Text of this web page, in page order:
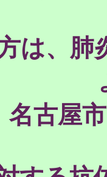
は、
名古屋